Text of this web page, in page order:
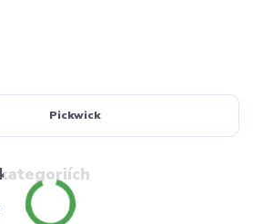
Pickwick